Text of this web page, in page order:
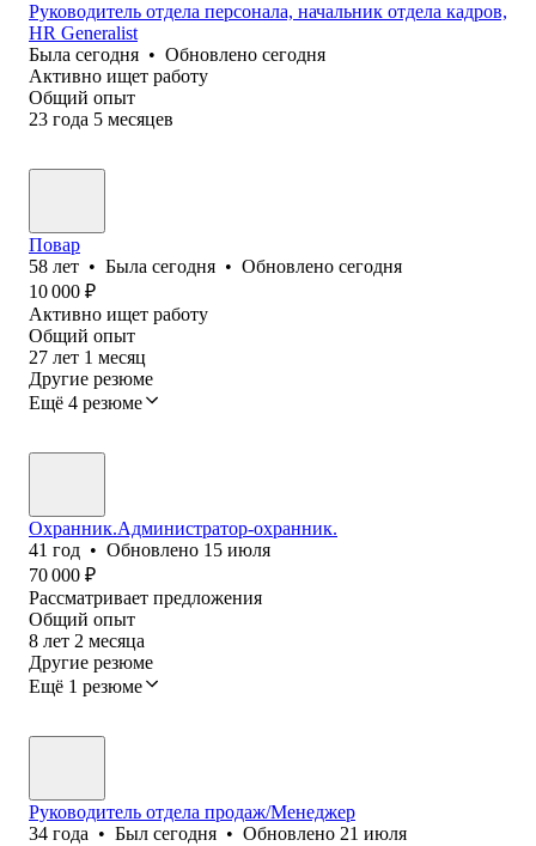
Руководитель отдела персонала, начальник отдела кадров,
HR Generalist
Была сегодня • Обновлено сегодня
Активно ищет работу
Общий опыт
23 года 5 месяцев
Повар
58 лет • Была сегодня • Обновлено сегодня
10 000 ₽
Активно ищет работу
Общий опыт
27 лет 1 месяц
Другие резюме
Ещё 4 резюме
Охранник.Администратор-охранник.
41 год • Обновлено 15 июля
70 000 ₽
Рассматривает предложения
Общий опыт
8 лет 2 месяца
Другие резюме
Ещё 1 резюме
Руководитель отдела продаж/Менеджер
34 года • Был сегодня • Обновлено 21 июля